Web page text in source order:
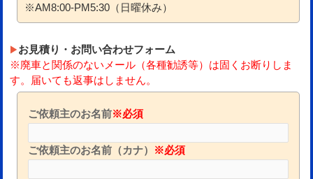
※AM8:00-PM5:30（日曜休み）
お見積り・お問い合わせフォーム
※廃車と関係のないメール（各種勧誘等）は固くお断りしま
す。届いても返事はしません。
ご依頼主のお名前※必須
ご依頼主のお名前（カナ） ※必須